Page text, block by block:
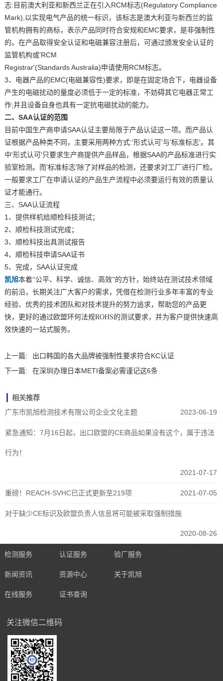
志:目前澳大利亚和新西兰正在引入RCM标志(Regulatory Compliance
Mark),以实现电气产品的统一标识，该标志是澳大利亚与新西兰的监
管机构拥有的商标，表示产品同时符合安规和EMC要求，是非强制性
的。在产品取得安全认证和电磁兼容注册后，可通过颁发安全认证的
监管机构或'RCM
Registrar'(Standards Australia)申请使用RCM标志。
3、电器产品的EMC(电磁兼容性)要求，即是在固定场合下，电器设备
产生的电磁扰动的量度必须低于一定的标准，不妨碍其它电器正常工
作;并且设备自身也具有一定抗电磁扰动的能力。
二、SAA认证的范围
目前中国生产商申请SAA认证主要局限于产品认证这一项。而产品认
证根据产品种类不同，主要采用两种方式:'形式认可'与'标准标志'。其
中'形式认可'只要求生产商提供产品样品，根据SAA的产品标准进行实
验室检测。而'标准标志'除了对样品的检测，还要求对工厂进行厂检。
一般要求工厂在申请认证的产品生产流程中必须要运行有效的质量认
证才能通行。
三、SAA认证流程
1、提供样机给顺检科技测试；
2、顺检科技测试完成；
3、顺检科技出具测试报告
4、顺检科技申请SAA证书
5、完成，SAA认证完成
凯旭本着“公平、科学、诚信、高效”的方针，始终站在测试技术领域
的前沿，长期关注广大客户的需求，凭借在检测行业多年丰富的专业
经验、优秀的技术团队和对技术提升的努力追求，帮助您的产品更
快，更好的通过欧盟环何法规ROHS的测试要求，并为客户提供快速高
效快速的一站式服务。
上一篇:
出口韩国的各大品牌被强制性要求符合KC认证
下一篇:
在深圳办理日本METI备案必需谨记这6条
相关推荐
广东市凯旭检测技术有限公司企业文化主题
2023-06-19
紧急通知：7月16日起，出口欧盟的CE商品如果没有这个，属于违法
行为！
2021-07-17
重磅！REACH-SVHC已正式更新至219项 2021-07-05
对于缺少CE标识及欧盟负责人信息将可能被采取强制措施
2020-08-26
检测服务 认证服务 验厂服务
新闻资讯 资源中心 关于凯旭
在线服务 证书查询
关注微信二维码